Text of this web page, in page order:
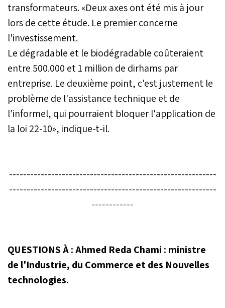
transformateurs. «Deux axes ont été mis à jour
lors de cette étude. Le premier concerne
l'investissement.
Le dégradable et le biodégradable coûteraient
entre 500.000 et 1 million de dirhams par
entreprise. Le deuxième point, c'est justement le
problème de l'assistance technique et de
l'informel, qui pourraient bloquer l'application de
la loi 22-10», indique-t-il.
-----------------------------------------------------------
-----------------------------------------------------------
------------
QUESTIONS À : Ahmed Reda Chami : ministre
de l'Industrie, du Commerce et des Nouvelles
technologies.